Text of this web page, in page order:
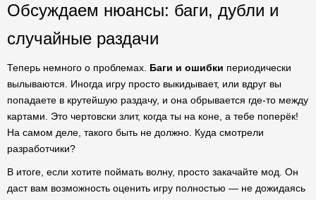
Обсуждаем нюансы: баги, дубли и
случайные раздачи
Теперь немного о проблемах. Баги и ошибки периодически
вылываются. Иногда игру просто выкидывает, или вдруг вы
попадаете в крутейшую раздачу, и она обрывается где-то между
картами. Это чертовски злит, когда ты на коне, а тебе поперёк!
На самом деле, такого быть не должно. Куда смотрели
разработчики?
В итоге, если хотите поймать волну, просто закачайте мод. Он
даст вам возможность оценить игру полностью — не дожидаясь